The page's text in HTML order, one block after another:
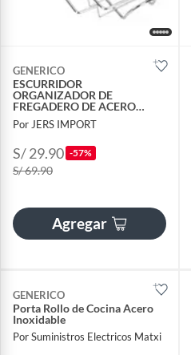
GENERICO
ESCURRIDOR
ORGANIZADOR DE
FREGADERO DE ACERO
INOXIDABLE
Por JERS IMPORT
S/ 29.90 -57%
S/ 69.90
Agregar
GENERICO
Porta Rollo de Cocina Acero
Inoxidable
Por Suministros Electricos Matxi